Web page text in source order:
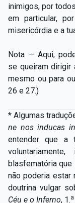
inimigos, por
em particular,
misericórdia e a
Nota — Aqui,
se queiram
mesmo ou para
26 e 27.)
* Algumas
ne nos inducas
entender que a
blasfematória que
não poderia estar
doutrina vulgar
Céu e o Inferno, 1.a